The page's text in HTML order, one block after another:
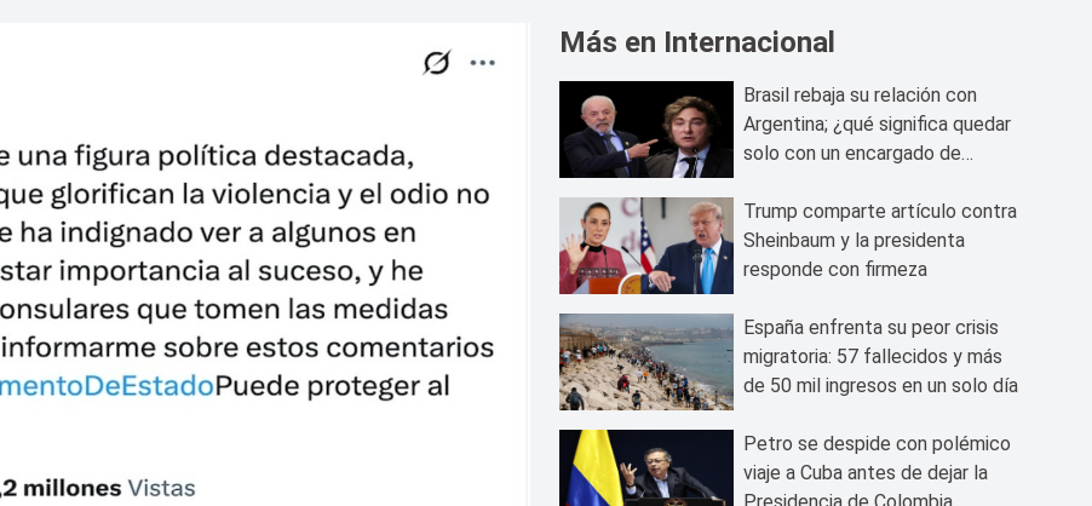
Más en Internacional
Brasil rebaja su relación con
Argentina; ¿qué significa quedar
solo con un encargado de
Trump comparte artículo contra
Sheinbaum y la presidenta
responde con firmeza
España enfrenta su peor crisis
migratoria: 57 fallecidos y más
de 50 mil ingresos en un solo día
Petro se despide con polémico
viaje a Cuba antes de dejar la